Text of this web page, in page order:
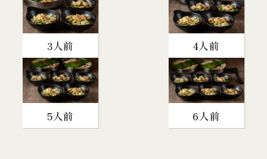
3人前 4人前
5人前 6人前